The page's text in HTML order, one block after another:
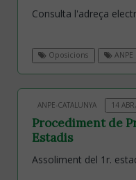
Consulta l'adreça
Oposicions
ANPE-CATALUNYA 14
Procediment de
Estadis
Assoliment del 1r.